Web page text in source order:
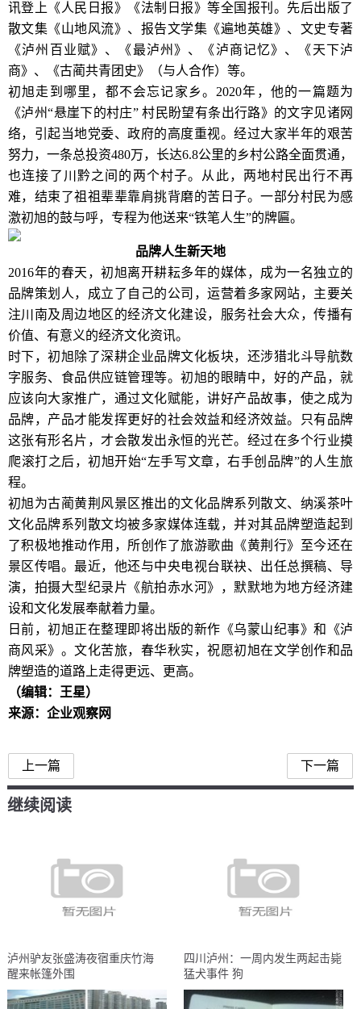
讯登上《人民日报》《法制日报》等全国报刊。先后出版了
散文集《山地风流》、报告文学集《遍地英雄》、文史专著
《泸州百业赋》、《最泸州》、《泸商记忆》、《天下泸
商》、《古蔺共青团史》（与人合作）等。
初旭走到哪里，都不会忘记家乡。2020年，他的一篇题为
《泸州“悬崖下的村庄” 村民盼望有条出行路》的文字见诸网
络，引起当地党委、政府的高度重视。经过大家半年的艰苦
努力，一条总投资480万，长达6.8公里的乡村公路全面贯通，
也连接了川黔之间的两个村子。从此，两地村民出行不再
难，结束了祖祖辈辈靠肩挑背磨的苦日子。一部分村民为感
激初旭的鼓与呼，专程为他送来“铁笔人生”的牌匾。
品牌人生新天地
2016年的春天，初旭离开耕耘多年的媒体，成为一名独立的
品牌策划人，成立了自己的公司，运营着多家网站，主要关
注川南及周边地区的经济文化建设，服务社会大众，传播有
价值、有意义的经济文化资讯。
时下，初旭除了深耕企业品牌文化板块，还涉猎北斗导航数
字服务、食品供应链管理等。初旭的眼睛中，好的产品，就
应该向大家推广，通过文化赋能，讲好产品故事，使之成为
品牌，产品才能发挥更好的社会效益和经济效益。只有品牌
这张有形名片，才会散发出永恒的光芒。经过在多个行业摸
爬滚打之后，初旭开始“左手写文章，右手创品牌”的人生旅
程。
初旭为古蔺黄荆风景区推出的文化品牌系列散文、纳溪茶叶
文化品牌系列散文均被多家媒体连载，并对其品牌塑造起到
了积极地推动作用，所创作了旅游歌曲《黄荆行》至今还在
景区传唱。最近，他还与中央电视台联袂、出任总撰稿、导
演，拍摄大型纪录片《航拍赤水河》，默默地为地方经济建
设和文化发展奉献着力量。
日前，初旭正在整理即将出版的新作《乌蒙山纪事》和《泸
商风采》。文化苦旅，春华秋实，祝愿初旭在文学创作和品
牌塑造的道路上走得更远、更高。
（编辑：王星）
来源：企业观察网
上一篇 下一篇
继续阅读
泸州驴友张盛涛夜宿重庆竹海
醒来帐篷外围
四川泸州：一周内发生两起击毙
猛犬事件 狗